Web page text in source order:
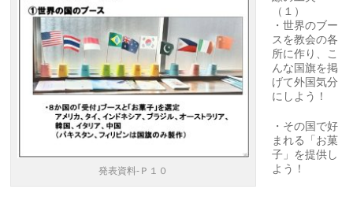
発表資料-Ｐ１０
（１）
・世界のブー
スを教会の各
所に作り、こ
んな国旗を掲
げて外国気分
にしよう！
・その国で好
まれる「お菓
子」を提供し
よう！